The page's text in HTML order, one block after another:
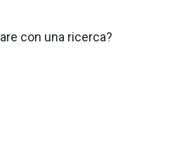
con una ricerca?